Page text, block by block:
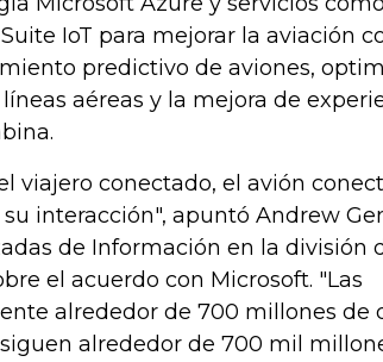
IoT para mejorar la aviación
predictivo de aviones,
aéreas y la mejora de
viajero conectado, el avión
interacción", apuntó Andrew
de Información en la división
el acuerdo con Microsoft. "Las
alrededor de 700 millones de
alrededor de 700 mil